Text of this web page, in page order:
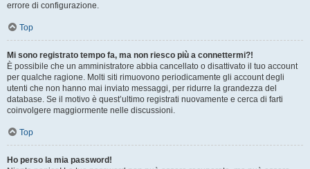
errore di configurazione.
Top
Mi sono registrato tempo fa, ma non riesco più a connettermi?!
È possibile che un amministratore abbia cancellato o disattivato il tuo account
per qualche ragione. Molti siti rimuovono periodicamente gli account degli
utenti che non hanno mai inviato messaggi, per ridurre la grandezza del
database. Se il motivo è quest’ultimo registrati nuovamente e cerca di farti
coinvolgere maggiormente nelle discussioni.
Top
Ho perso la mia password!